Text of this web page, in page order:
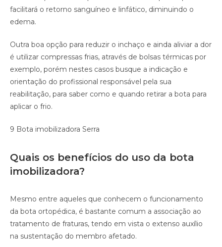
facilitará o retorno sanguíneo e linfático, diminuindo o
edema.
Outra boa opção para reduzir o inchaço e ainda aliviar a dor
é utilizar compressas frias, através de bolsas térmicas por
exemplo, porém nestes casos busque a indicação e
orientação do profissional responsável pela sua
reabilitação, para saber como e quando retirar a bota para
aplicar o frio.
9 Bota imobilizadora Serra
Quais os benefícios do uso da bota
imobilizadora?
Mesmo entre aqueles que conhecem o funcionamento
da bota ortopédica, é bastante comum a associação ao
tratamento de fraturas, tendo em vista o extenso auxílio
na sustentação do membro afetado.